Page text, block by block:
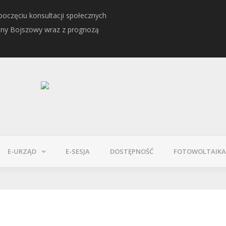
konsultacji społecznych
Bojszowy wraz z prognozą
E-URZĄD E-SESJA DOSTĘPNOŚĆ FOTOWOLTAIKA